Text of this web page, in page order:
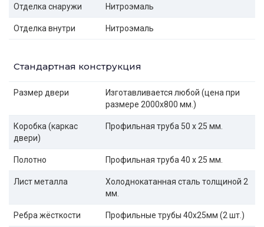
Отделка снаружи Нитроэмаль
Отделка внутри Нитроэмаль
Стандартная конструкция
Размер двери
Изготавливается любой (цена при
размере 2000x800 мм.)
Коробка (каркас
двери)
Профильная труба 50 х 25 мм.
Полотно Профильная труба 40 х 25 мм.
Лист металла
Холоднокатанная сталь толщиной 2
мм.
Ребра жёсткости Профильные трубы 40х25мм (2 шт.)